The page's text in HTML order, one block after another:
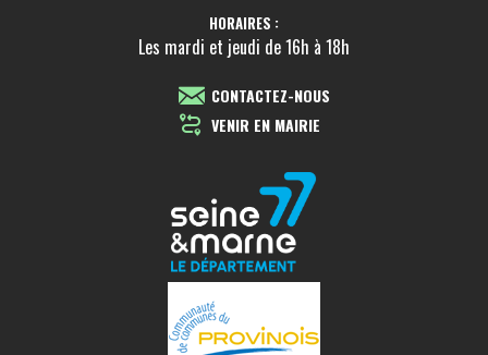
HORAIRES :
Les mardi et jeudi de 16h à 18h
CONTACTEZ-NOUS
VENIR EN MAIRIE